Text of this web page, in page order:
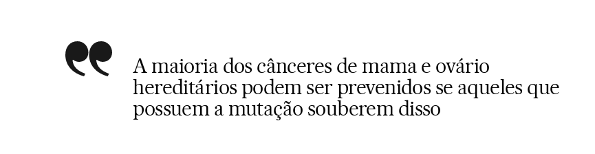
A maioria dos cânceres de mama e ovário
hereditários podem ser prevenidos se aqueles que
possuem a mutação souberem disso